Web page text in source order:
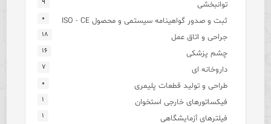
توانبخشی ۹
ثبت و صدور گواهینامه سیستمی و محصول ISO - CE ۰
جراحی و اتاق عمل ۱۸
چشم پزشکی ۱۶
داروخانه ای ۷
طراحی و تولید قطعات پلیمری ۰
فیکساتورهای خارجی استخوان ۱
فیلترهای آزمایشگاهی ۱